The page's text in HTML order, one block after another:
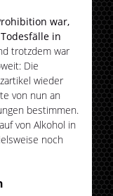
war,
in
trotzdem war
Die
wieder
von nun an
bestimmen.
von Alkohol in
noch